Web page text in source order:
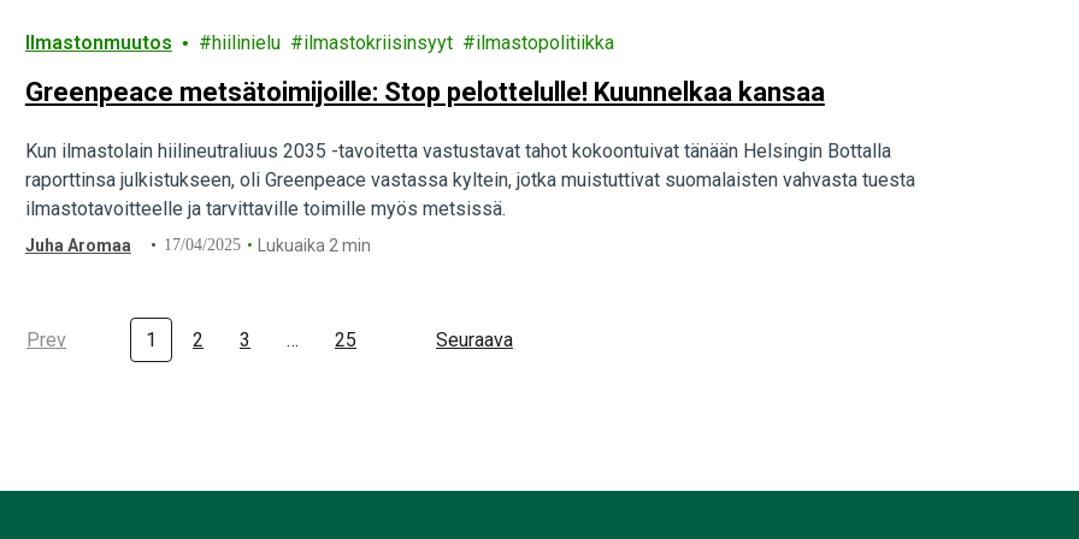
Ilmastonmuutos hiilinielu ilmastokriisinsyyt ilmastopolitiikka
Greenpeace metsätoimijoille: Stop pelottelulle! Kuunnelkaa kansaa
Kun ilmastolain hiilineutraliuus 2035 -tavoitetta vastustavat tahot kokoontuivat tänään Helsingin Bottalla
raporttinsa julkistukseen, oli Greenpeace vastassa kyltein, jotka muistuttivat suomalaisten vahvasta tuesta
ilmastotavoitteelle ja tarvittaville toimille myös metsissä.
Juha Aromaa 17/04/2025 Lukuaika 2 min
Prev 1 2 3 … 25 Seuraava